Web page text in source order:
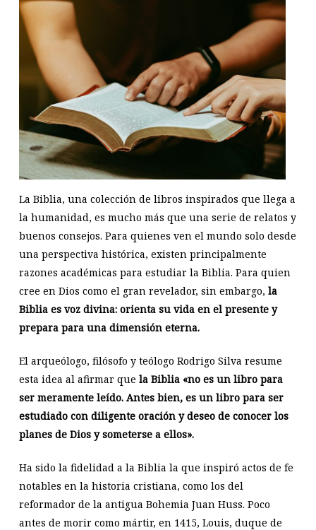
La Biblia, una colección de libros inspirados que llega a
la humanidad, es mucho más que una serie de relatos y
buenos consejos. Para quienes ven el mundo solo desde
una perspectiva histórica, existen principalmente
razones académicas para estudiar la Biblia. Para quien
cree en Dios como el gran revelador, sin embargo, la
Biblia es voz divina: orienta su vida en el presente y
prepara para una dimensión eterna.
El arqueólogo, filósofo y teólogo Rodrigo Silva resume
esta idea al afirmar que la Biblia «no es un libro para
ser meramente leído. Antes bien, es un libro para ser
estudiado con diligente oración y deseo de conocer los
planes de Dios y someterse a ellos».
Ha sido la fidelidad a la Biblia la que inspiró actos de fe
notables en la historia cristiana, como los del
reformador de la antigua Bohemia Juan Huss. Poco
antes de morir como mártir, en 1415, Louis, duque de